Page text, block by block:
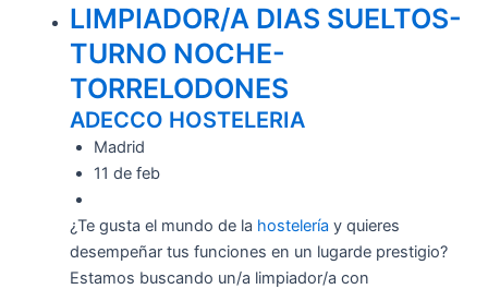
LIMPIADOR/A DIAS SUELTOS-
TURNO NOCHE-
TORRELODONES
ADECCO HOSTELERIA
Madrid
11 de feb
¿Te gusta el mundo de la hostelería y quieres
desempeñar tus funciones en un lugarde prestigio?
Estamos buscando un/a limpiador/a con